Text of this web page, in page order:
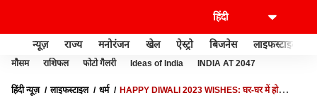
न्यूज़ राज्य मनोरंजन खेल ऐस्ट्रो बिजनेस लाइफस्टाइल
मौसम राशिफल फोटो गैलरी Ideas of India INDIA AT 2047
हिंदी न्यूज़ लाइफस्टाइल धर्म
HAPPY DIWALI 2023 WISHES: घर-घर में हो